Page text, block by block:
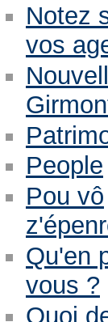
Notez
vos
People
Pou vô
Qu'en
vous ?
Quoi